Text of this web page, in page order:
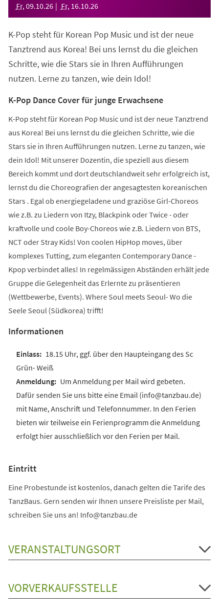
Fr, 09.10.26 Fr, 16.10.26
K-Pop steht für Korean Pop Music und ist der neue
Tanztrend aus Korea! Bei uns lernst du die gleichen
Schritte, wie die Stars sie in Ihren Aufführungen
nutzen. Lerne zu tanzen, wie dein Idol!
K-Pop Dance Cover für junge Erwachsene
K-Pop steht für Korean Pop Music und ist der neue Tanztrend
aus Korea! Bei uns lernst du die gleichen Schritte, wie die
Stars sie in Ihren Aufführungen nutzen. Lerne zu tanzen, wie
dein Idol! Mit unserer Dozentin, die speziell aus diesem
Bereich kommt und dort deutschlandweit sehr erfolgreich ist,
lernst du die Choreografien der angesagtesten koreanischen
Stars . Egal ob energiegeladene und graziöse Girl-Choreos
wie z.B. zu Liedern von Itzy, Blackpink oder Twice - oder
kraftvolle und coole Boy-Choreos wie z.B. Liedern von BTS,
NCT oder Stray Kids! Von coolen HipHop moves, über
komplexes Tutting, zum eleganten Contemporary Dance -
Kpop verbindet alles! In regelmässigen Abständen erhält jede
Gruppe die Gelegenheit das Erlernte zu präsentieren
(Wettbewerbe, Events). Where Soul meets Seoul- Wo die
Seele Seoul (Südkorea) trifft!
Informationen
18.15 Uhr, ggf. über den Haupteingang des Sc
Grün- Weiß
Um Anmeldung per Mail wird gebeten.
Dafür senden Sie uns bitte eine Email (info@tanzbau.de)
mit Name, Anschrift und Telefonnummer. In den Ferien
bieten wir teilweise ein Ferienprogramm die Anmeldung
erfolgt hier ausschließlich vor den Ferien per Mail.
Eintritt
Eine Probestunde ist kostenlos, danach gelten die Tarife des
TanzBaus. Gern senden wir Ihnen unsere Preisliste per Mail,
schreiben Sie uns an! Info@tanzbau.de
VERANSTALTUNGSORT
VORVERKAUFSSTELLE